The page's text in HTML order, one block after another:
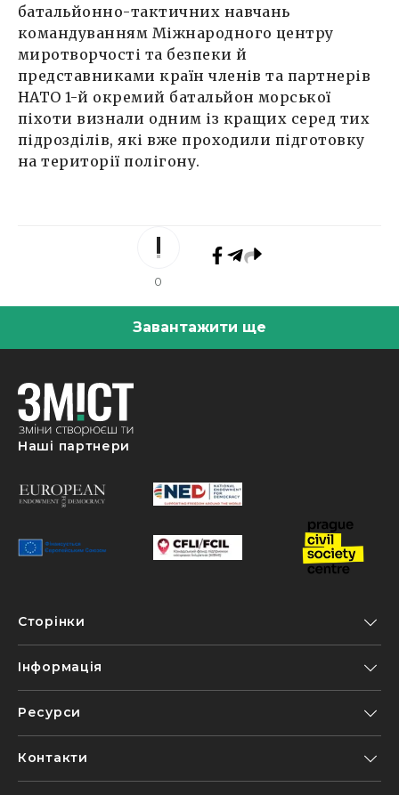
батальйонно-тактичних навчань
командуванням Міжнародного центру
миротворчості та безпеки й
представниками країн членів та партнерів
НАТО 1-й окремий батальйон морської
піхоти визнали одним із кращих серед тих
підрозділів, які вже проходили підготовку
на території полігону.
0
Завантажити ще
Наші партнери
Сторінки
Інформація
Ресурси
Контакти